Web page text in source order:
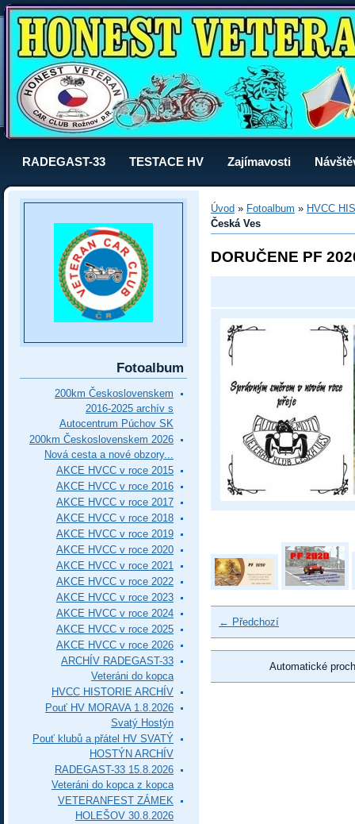
RADEGAST-33 TESTACE HV Zajímavosti
Úvod » Fotoalbum » HVCC
Česká Ves
DORUČENE PF
← Předchozí
Automatické
Fotoalbum
200km Československem
2016-2025 archív s
Autocentrum Púchov SK
200km Československem 2026
Nová cesta a nové obzory...
AKCE HVCC v roce 2015
AKCE HVCC v roce 2016
AKCE HVCC v roce 2017
AKCE HVCC v roce 2018
AKCE HVCC v roce 2019
AKCE HVCC v roce 2020
AKCE HVCC v roce 2021
AKCE HVCC v roce 2022
AKCE HVCC v roce 2023
AKCE HVCC v roce 2024
AKCE HVCC v roce 2025
AKCE HVCC v roce 2026
ARCHÍV RADEGAST-33
Veteráni do kopca
HVCC HISTORIE ARCHÍV
Pouť HV MORAVA 1.8.2026
Svatý Hostýn
Pouť klubů a přátel HV SVATÝ
HOSTÝN ARCHÍV
RADEGAST-33 15.8.2026
Veteráni do kopca z kopca
VETERANFEST ZÁMEK
HOLEŠOV 30.8.2026